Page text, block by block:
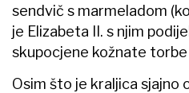
sendvič s marmeladom
je Elizabeta II. s njim
skupocjene kožnate
Osim što je kraljica sjajno